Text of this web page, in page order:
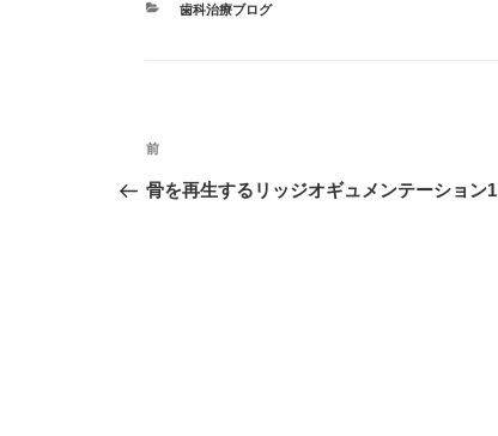
カ
歯科治療ブログ
投
稿
過
去
前
骨を再生するリッジオギュメンテーション1